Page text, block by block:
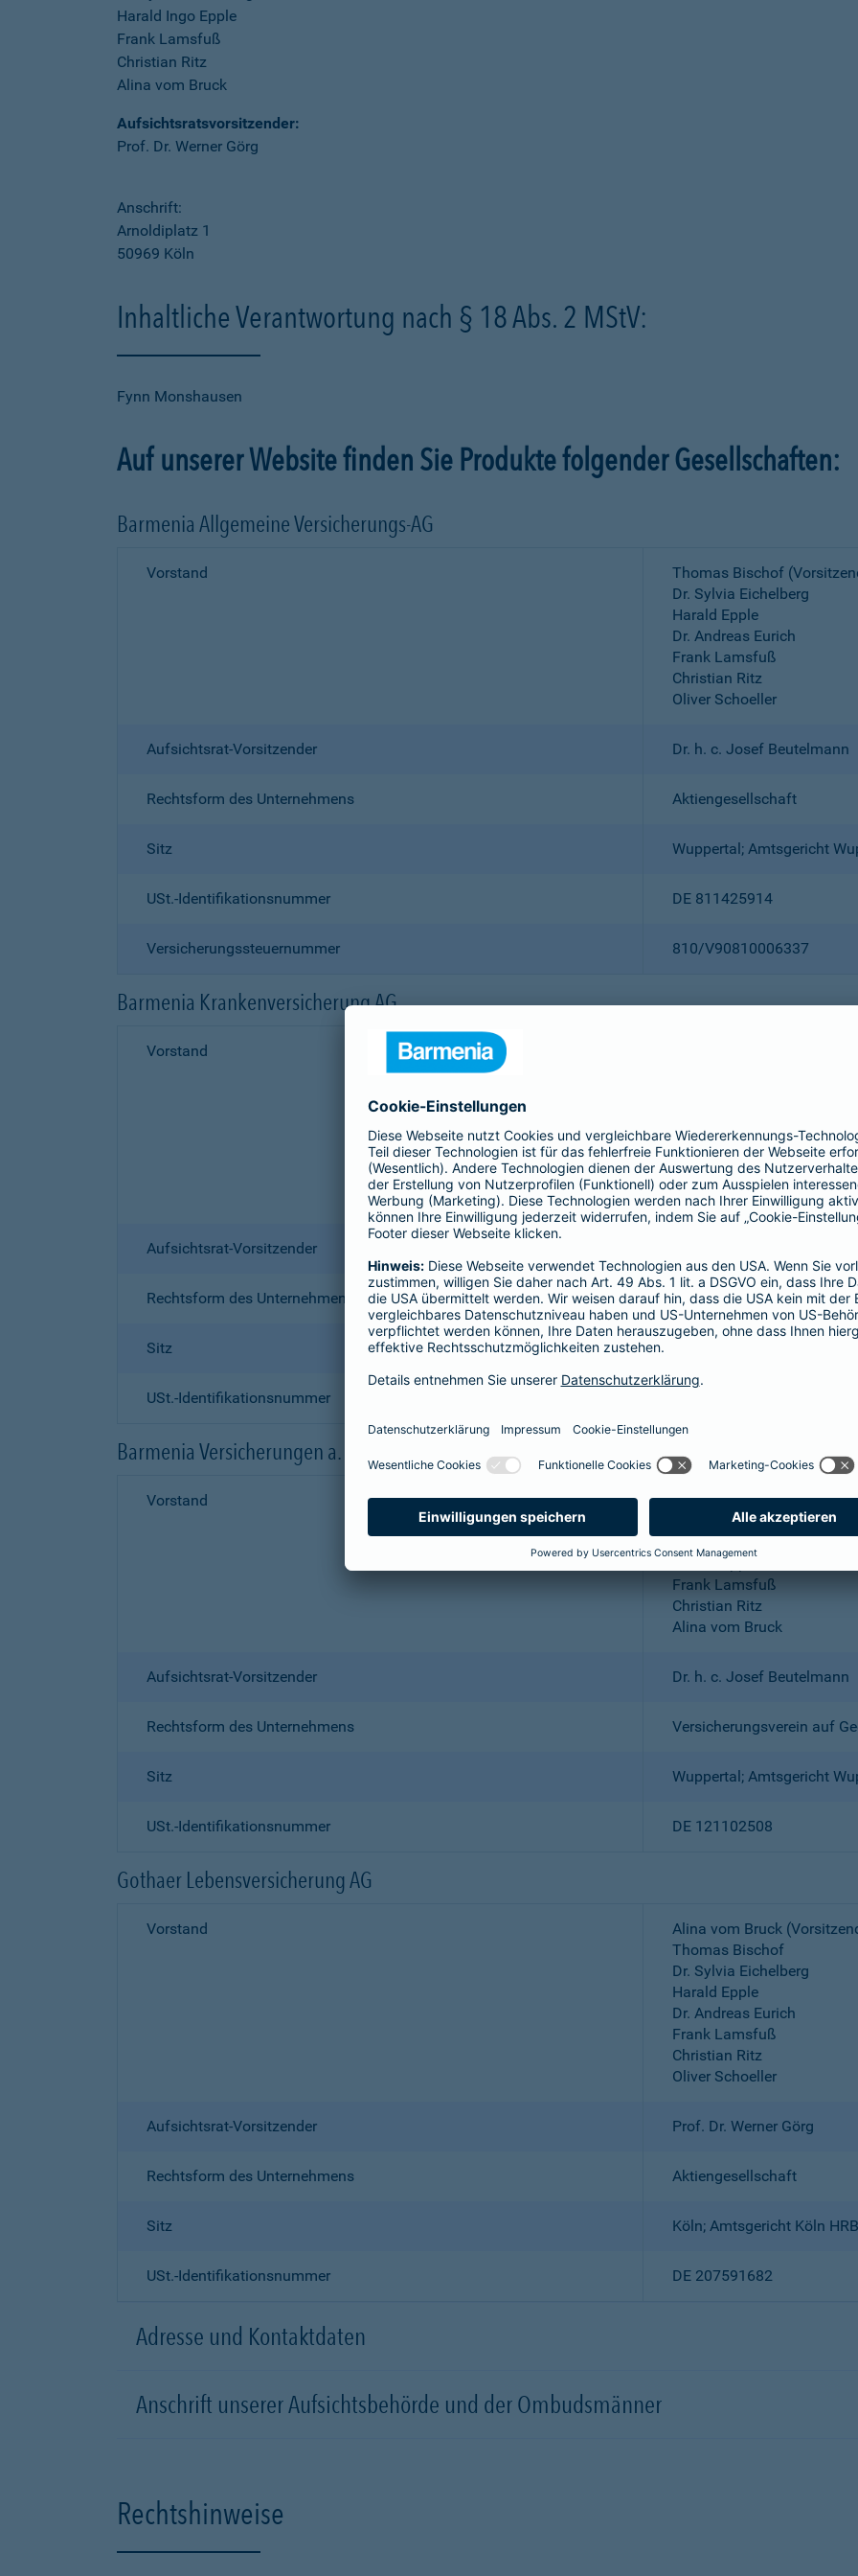
Harald Ingo Epple
Frank Lamsfuß
Christian Ritz
Alina vom Bruck
Aufsichtsratsvorsitzender:
Prof. Dr. Werner Görg
Anschrift:
Arnoldiplatz 1
50969 Köln
Inhaltliche Verantwortung nach § 18 Abs. 2 MStV:
Fynn Monshausen
Auf unserer Website finden Sie Produkte folgender Gesellschaften:
Barmenia Allgemeine Versicherungs-AG
Vorstand
Thomas Bischof
Dr. Sylvia Eichelberg
Harald Epple
Dr. Andreas Eurich
Frank Lamsfuß
Christian Ritz
Oliver Schoeller
Aufsichtsrat-Vorsitzender Dr. h. c. Josef Beutelmann
Rechtsform des Unternehmens Aktiengesellschaft
Sitz Wuppertal; Amtsgericht
USt.-Identifikationsnummer DE 811425914
Versicherungssteuernummer 810/V90810006337
Barmenia Krankenversicherung AG
Vorstand
Dr. Andreas Eurich
Frank Lamsfuß
Oliver Schoeller
Alina vom Bruck
Aufsichtsrat-Vorsitzender
Rechtsform des Unternehmens Aktiengesellschaft
Sitz
USt.-Identifikationsnummer
Barmenia Versicherungen a. G.
Vorstand
Dr. Andreas Eurich, Oliver
Thomas Bischof
Dr. Sylvia Eichelberg
Harald Epple
Frank Lamsfuß
Christian Ritz
Alina vom Bruck
Aufsichtsrat-Vorsitzender Dr. h. c. Josef Beutelmann
Rechtsform des Unternehmens Versicherungsverein auf
Sitz Wuppertal; Amtsgericht
USt.-Identifikationsnummer DE 121102508
Gothaer Lebensversicherung AG
Vorstand
Alina vom Bruck
Thomas Bischof
Dr. Sylvia Eichelberg
Harald Epple
Dr. Andreas Eurich
Frank Lamsfuß
Christian Ritz
Oliver Schoeller
Aufsichtsrat-Vorsitzender Prof. Dr. Werner Görg
Rechtsform des Unternehmens Aktiengesellschaft
Sitz Köln; Amtsgericht Köln
USt.-Identifikationsnummer DE 207591682
Adresse und Kontaktdaten
Anschrift unserer Aufsichtsbehörde und der Ombudsmänner
Rechtshinweise